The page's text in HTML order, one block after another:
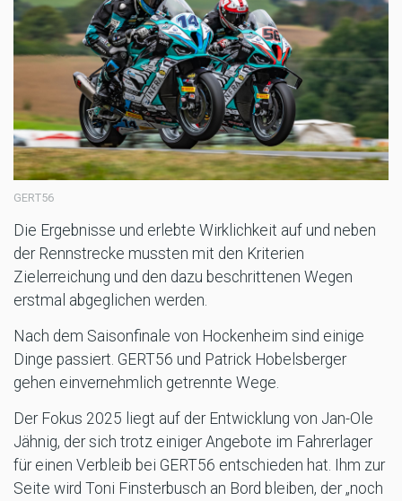
GERT56
Die Ergebnisse und erlebte Wirklichkeit auf und neben
der Rennstrecke mussten mit den Kriterien
Zielerreichung und den dazu beschrittenen Wegen
erstmal abgeglichen werden.
Nach dem Saisonfinale von Hockenheim sind einige
Dinge passiert. GERT56 und Patrick Hobelsberger
gehen einvernehmlich getrennte Wege.
Der Fokus 2025 liegt auf der Entwicklung von Jan-Ole
Jähnig, der sich trotz einiger Angebote im Fahrerlager
für einen Verbleib bei GERT56 entschieden hat. Ihm zur
Seite wird Toni Finsterbusch an Bord bleiben, der „noch